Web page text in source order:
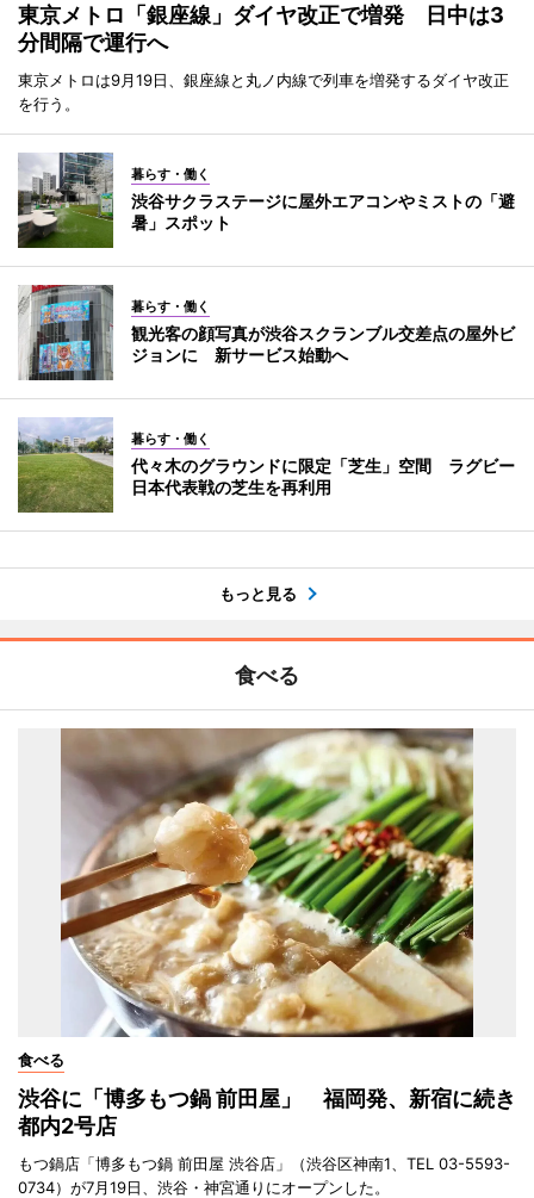
東京メトロ「銀座線」ダイヤ改正で増発 日中は3
分間隔で運行へ
東京メトロは9月19日、銀座線と丸ノ内線で列車を増発するダイヤ改正
を行う。
暮らす・働く
渋谷サクラステージに屋外エアコンやミストの「避
暑」スポット
暮らす・働く
観光客の顔写真が渋谷スクランブル交差点の屋外ビ
ジョンに 新サービス始動へ
暮らす・働く
代々木のグラウンドに限定「芝生」空間 ラグビー
日本代表戦の芝生を再利用
もっと見る
食べる
食べる
渋谷に「博多もつ鍋 前田屋」 福岡発、新宿に続き
都内2号店
もつ鍋店「博多もつ鍋 前田屋 渋谷店」（渋谷区神南1、TEL 03-5593-
0734）が7月19日、渋谷・神宮通りにオープンした。